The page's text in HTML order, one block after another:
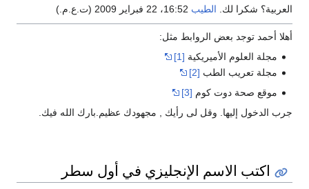
شكرا لك. الطيب16:52، 22 فبراير 2009 (ت.ع.م.)
أحمد توجد بعض الروابط مثل:
مجلة العلوم الأميريكية[1]
مجلة تعريب الطب[2]
موقع صحة دوت كوم[3]
الدخول إليها. وقل لى رأيك , مجهودك عظيم.بارك الله فيك.
اكتب الاسم الإنجليزي في أول سطر